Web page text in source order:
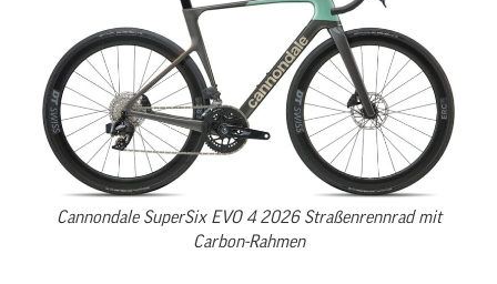
Cannondale SuperSix EVO 4 2026 Straßenrennrad mit
Carbon-Rahmen